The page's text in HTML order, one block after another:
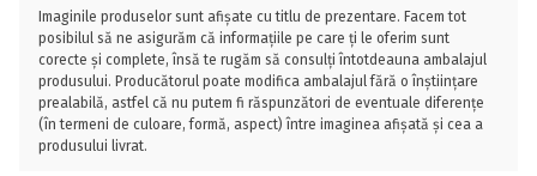
Imaginile produselor sunt afișate cu titlu de prezentare. Facem tot
posibilul să ne asigurăm că informațiile pe care ți le oferim sunt
corecte și complete, însă te rugăm să consulți întotdeauna ambalajul
produsului. Producătorul poate modifica ambalajul fără o înștiințare
prealabilă, astfel că nu putem fi răspunzători de eventuale diferențe
(în termeni de culoare, formă, aspect) între imaginea afișată și cea a
produsului livrat.